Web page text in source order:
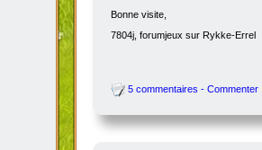
Bonne visite,
7804j, forumjeux sur Rykke-Errel
5 commentaires - Commenter